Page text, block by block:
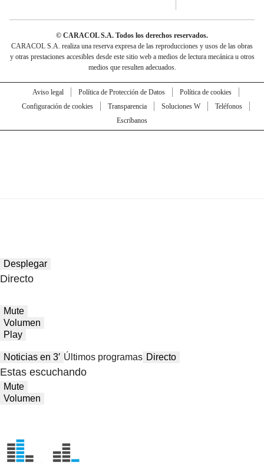
© CARACOL S.A. Todos los derechos reservados.
CARACOL S.A. realiza una reserva expresa de las reproducciones y usos de las obras
y otras prestaciones accesibles desde este sitio web a medios de lectura mecánica u otros
medios que resulten adecuados.
Aviso legal Política de Protección de Datos
Política de cookies
Configuración de cookies
Transparencia Soluciones W
Teléfonos
Escríbanos
Desplegar
Directo
Mute
Volumen
Play
Noticias en 3′ Últimos programas Directo
Estas escuchando
Mute
Volumen